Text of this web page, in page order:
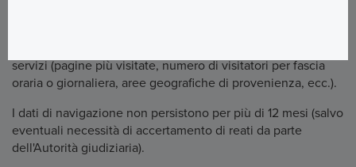
servizi (pagine più visitate, numero di visitatori per fascia
oraria o giornaliera, aree geografiche di provenienza, ecc.).
I dati di navigazione non persistono per più di 12 mesi (salvo
eventuali necessità di accertamento di reati da parte
dell'Autorità giudiziaria).